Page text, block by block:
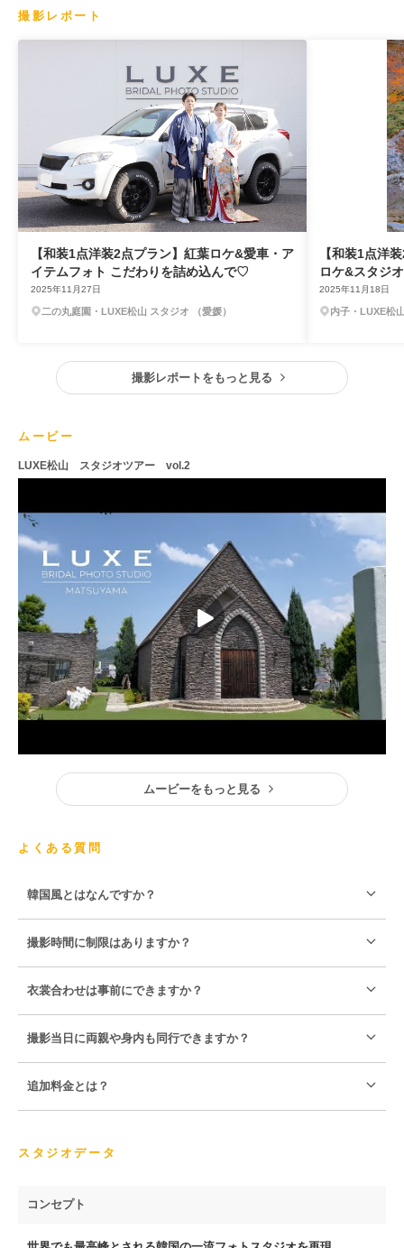
撮影レポート
【和装1点洋装2点プラン】紅葉ロケ&愛車・ア
イテムフォト こだわりを詰め込んで♡
2025年11月27日
二の丸庭園・LUXE松山 スタジオ （愛媛）
【和装1点洋
ロケ&スタジ
2025年11月18日
内子・LUXE松
撮影レポートをもっと見る
ムービー
LUXE松山 スタジオツアー vol.2
ムービーをもっと見る
よくある質問
韓国風とはなんですか？
撮影時間に制限はありますか？
衣裳合わせは事前にできますか？
撮影当日に両親や身内も同行できますか？
追加料金とは？
スタジオデータ
コンセプト